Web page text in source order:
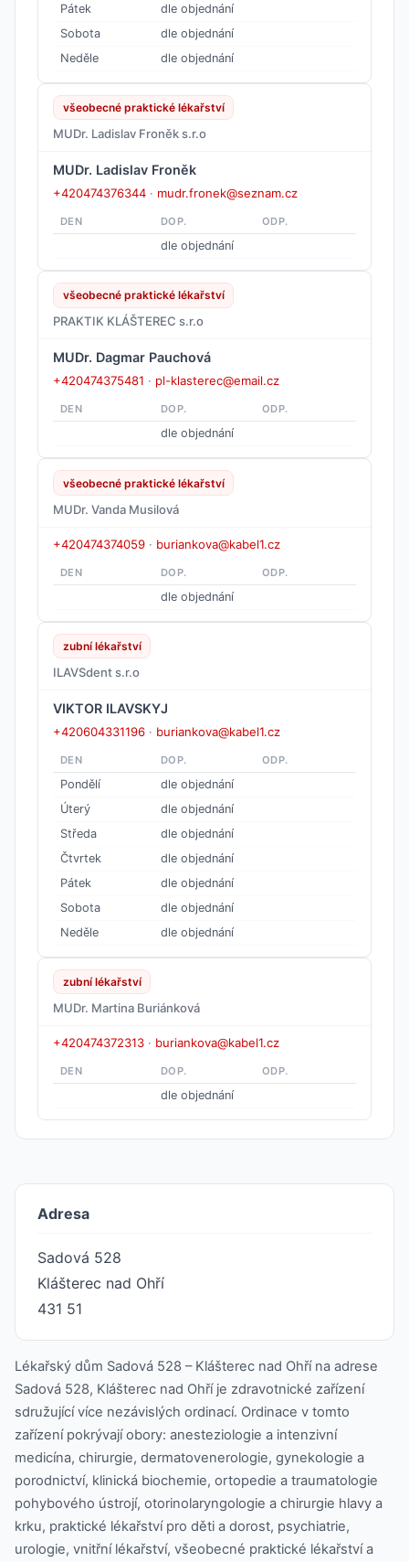
Pátek
dle objednání
Sobota
dle objednání
Neděle
dle objednání
všeobecné praktické lékařství
MUDr. Ladislav Froněk s.r.o
MUDr. Ladislav Froněk
+420474376344 · mudr.fronek@seznam.cz
DEN DOP. ODP.
dle objednání
všeobecné praktické lékařství
PRAKTIK KLÁŠTEREC s.r.o
MUDr. Dagmar Pauchová
+420474375481 · pl-klasterec@email.cz
DEN DOP. ODP.
dle objednání
všeobecné praktické lékařství
MUDr. Vanda Musilová
+420474374059 · buriankova@kabel1.cz
DEN DOP. ODP.
dle objednání
zubní lékařství
ILAVSdent s.r.o
VIKTOR ILAVSKYJ
+420604331196 · buriankova@kabel1.cz
DEN DOP. ODP.
Pondělí
dle objednání
Úterý
dle objednání
Středa
dle objednání
Čtvrtek
dle objednání
Pátek
dle objednání
Sobota
dle objednání
Neděle
dle objednání
zubní lékařství
MUDr. Martina Buriánková
+420474372313 · buriankova@kabel1.cz
DEN DOP. ODP.
dle objednání
Adresa
Sadová 528
Klášterec nad Ohří
431 51
Lékařský dům Sadová 528 – Klášterec nad Ohří na adrese
Sadová 528, Klášterec nad Ohří je zdravotnické zařízení
sdružující více nezávislých ordinací. Ordinace v tomto
zařízení pokrývají obory: anesteziologie a intenzivní
medicína, chirurgie, dermatovenerologie, gynekologie a
porodnictví, klinická biochemie, ortopedie a traumatologie
pohybového ústrojí, otorinolaryngologie a chirurgie hlavy a
krku, praktické lékařství pro děti a dorost, psychiatrie,
urologie, vnitřní lékařství, všeobecné praktické lékařství a